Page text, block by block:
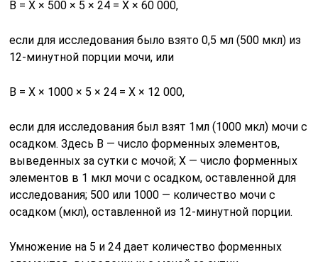
В = X × 500 × 5 × 24 = X × 60 000,
если для исследования было взято 0,5 мл (500 мкл) из
12-минутной порции мочи, или
В = Х × 1000 × 5 × 24 = X × 12 000,
если для исследования был взят 1мл (1000 мкл) мочи с
осадком. Здесь В — число форменных элементов,
выведенных за сутки с мочой; X — число форменных
элементов в 1 мкл мочи с осадком, оставленной для
исследования; 500 или 1000 — количество мочи с
осадком (мкл), оставленной из 12-минутной порции.
Умножение на 5 и 24 дает количество форменных